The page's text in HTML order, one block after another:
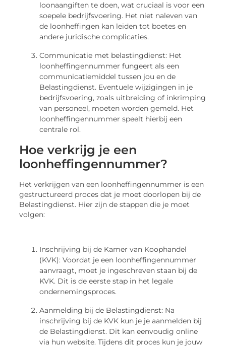
loonaangiften te doen, wat cruciaal is voor een
soepele bedrijfsvoering. Het niet naleven van
de loonheffingen kan leiden tot boetes en
andere juridische complicaties.
Communicatie met belastingdienst: Het
loonheffingennummer fungeert als een
communicatiemiddel tussen jou en de
Belastingdienst. Eventuele wijzigingen in je
bedrijfsvoering, zoals uitbreiding of inkrimping
van personeel, moeten worden gemeld. Het
loonheffingennummer speelt hierbij een
centrale rol.
Hoe verkrijg je een
loonheffingennummer?
Het verkrijgen van een loonheffingennummer is een
gestructureerd proces dat je moet doorlopen bij de
Belastingdienst. Hier zijn de stappen die je moet
volgen:
Inschrijving bij de Kamer van Koophandel
(KVK): Voordat je een loonheffingennummer
aanvraagt, moet je ingeschreven staan bij de
KVK. Dit is de eerste stap in het legale
ondernemingsproces.
Aanmelding bij de Belastingdienst: Na
inschrijving bij de KVK kun je je aanmelden bij
de Belastingdienst. Dit kan eenvoudig online
via hun website. Tijdens dit proces kun je jouw